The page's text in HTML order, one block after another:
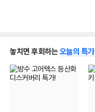
놓치면 후회하는 오늘의 특가